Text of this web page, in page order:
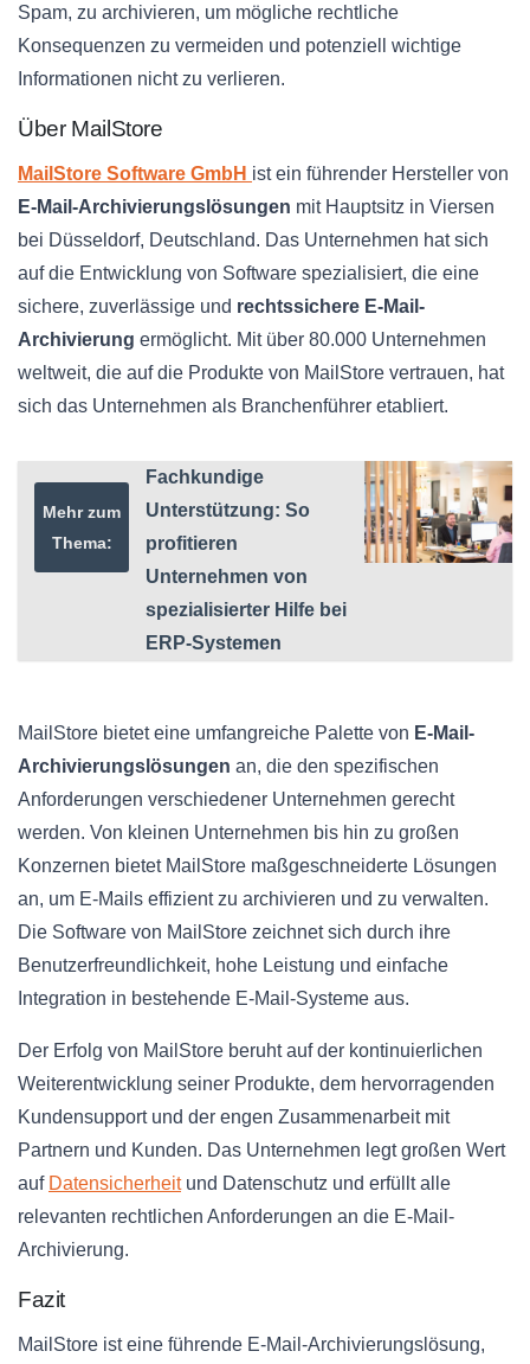
Spam, zu archivieren, um mögliche rechtliche
Konsequenzen zu vermeiden und potenziell wichtige
Informationen nicht zu verlieren.
Über MailStore
MailStore Software GmbH ist ein führender Hersteller von
E-Mail-Archivierungslösungen mit Hauptsitz in Viersen
bei Düsseldorf, Deutschland. Das Unternehmen hat sich
auf die Entwicklung von Software spezialisiert, die eine
sichere, zuverlässige und rechtssichere E-Mail-
Archivierung ermöglicht. Mit über 80.000 Unternehmen
weltweit, die auf die Produkte von MailStore vertrauen, hat
sich das Unternehmen als Branchenführer etabliert.
Mehr zum
Thema:
Fachkundige
Unterstützung: So
profitieren
Unternehmen von
spezialisierter Hilfe bei
ERP-Systemen
MailStore bietet eine umfangreiche Palette von E-Mail-
Archivierungslösungen an, die den spezifischen
Anforderungen verschiedener Unternehmen gerecht
werden. Von kleinen Unternehmen bis hin zu großen
Konzernen bietet MailStore maßgeschneiderte Lösungen
an, um E-Mails effizient zu archivieren und zu verwalten.
Die Software von MailStore zeichnet sich durch ihre
Benutzerfreundlichkeit, hohe Leistung und einfache
Integration in bestehende E-Mail-Systeme aus.
Der Erfolg von MailStore beruht auf der kontinuierlichen
Weiterentwicklung seiner Produkte, dem hervorragenden
Kundensupport und der engen Zusammenarbeit mit
Partnern und Kunden. Das Unternehmen legt großen Wert
auf Datensicherheitund Datenschutz und erfüllt alle
relevanten rechtlichen Anforderungen an die E-Mail-
Archivierung.
Fazit
MailStore ist eine führende E-Mail-Archivierungslösung,